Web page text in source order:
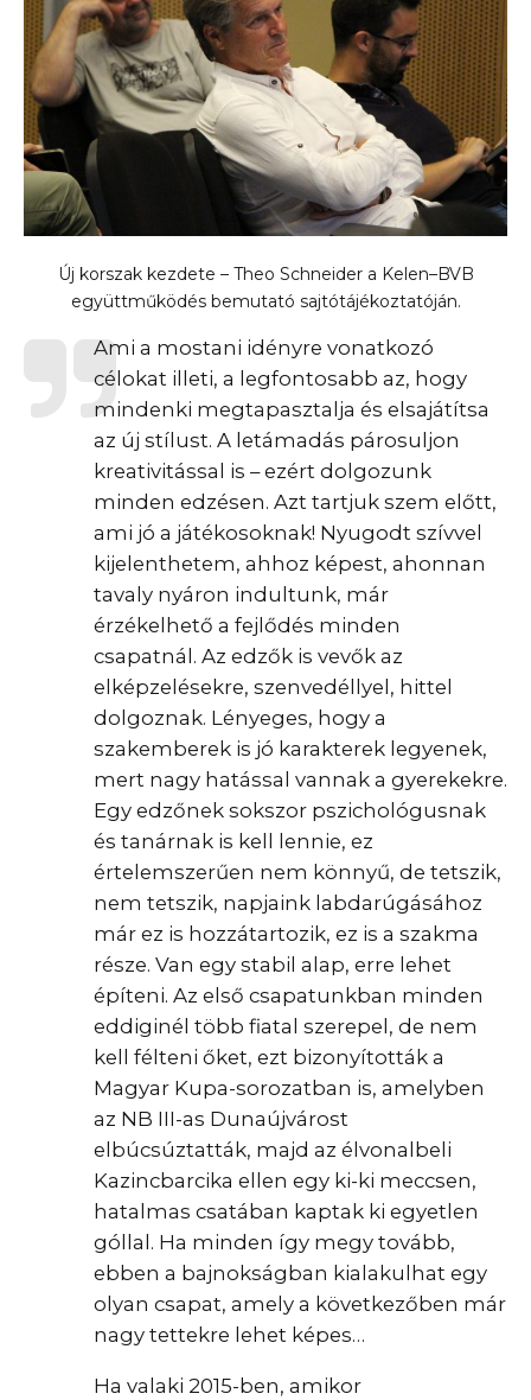
Új korszak kezdete – Theo Schneider a Kelen–BVB
együttműködés bemutató sajtótájékoztatóján.
Ami a mostani idényre vonatkozó
célokat illeti, a legfontosabb az, hogy
mindenki megtapasztalja és elsajátítsa
az új stílust. A letámadás párosuljon
kreativitással is – ezért dolgozunk
minden edzésen. Azt tartjuk szem előtt,
ami jó a játékosoknak! Nyugodt szívvel
kijelenthetem, ahhoz képest, ahonnan
tavaly nyáron indultunk, már
érzékelhető a fejlődés minden
csapatnál. Az edzők is vevők az
elképzelésekre, szenvedéllyel, hittel
dolgoznak. Lényeges, hogy a
szakemberek is jó karakterek legyenek,
mert nagy hatással vannak a gyerekekre.
Egy edzőnek sokszor pszichológusnak
és tanárnak is kell lennie, ez
értelemszerűen nem könnyű, de tetszik,
nem tetszik, napjaink labdarúgásához
már ez is hozzátartozik, ez is a szakma
része. Van egy stabil alap, erre lehet
építeni. Az első csapatunkban minden
eddiginél több fiatal szerepel, de nem
kell félteni őket, ezt bizonyították a
Magyar Kupa-sorozatban is, amelyben
az NB III-as Dunaújvárost
elbúcsúztatták, majd az élvonalbeli
Kazincbarcika ellen egy ki-ki meccsen,
hatalmas csatában kaptak ki egyetlen
góllal. Ha minden így megy tovább,
ebben a bajnokságban kialakulhat egy
olyan csapat, amely a következőben már
nagy tettekre lehet képes…
Ha valaki 2015-ben, amikor